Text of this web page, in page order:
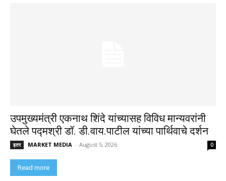
उपमुख्यमंत्री एकनाथ शिंदे यांच्यासह विविध मान्यवरांनी
घेतले पद्मश्री डॉ. डी.वाय.पाटील यांच्या पार्थिवाचे दर्शन
इतर MARKET MEDIA - August 5, 2026 0
Read more